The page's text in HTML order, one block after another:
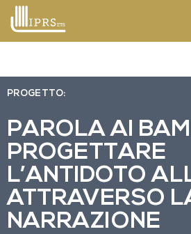
PROGETTO:
PAROLA AI
PROGETTARE
L’ANTIDOTO
ATTRAVERSO
NARRAZIONE